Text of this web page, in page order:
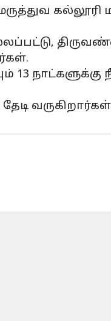
கல்லூரி
நாட்களுக்கு
வருகிறார்கள்